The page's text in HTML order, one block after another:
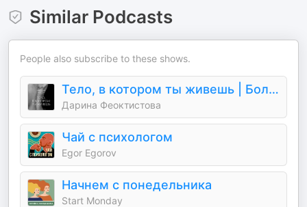
Similar Podcasts
People also subscribe to these shows.
Тело, в котором ты живешь | Больше, чем психология
Дарина Феоктистова
Чай с психологом
Egor Egorov
Начнем с понедельника
Start Monday